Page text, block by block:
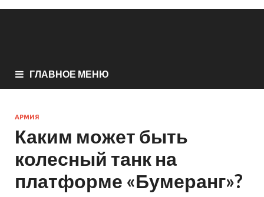
ГЛАВНОЕ МЕНЮ
АРМИЯ
Каким может быть
колесный танк на
платформе «Бумеранг»?